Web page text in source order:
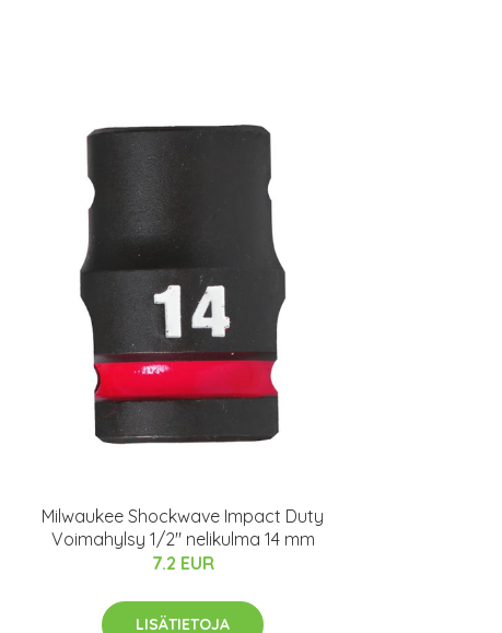
Milwaukee Shockwave Impact Duty
Voimahylsy 1/2" nelikulma 14 mm
7.2 EUR
LISÄTIETOJA